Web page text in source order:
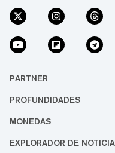
PARTNER
PROFUNDIDADES
MONEDAS
EXPLORADOR DE